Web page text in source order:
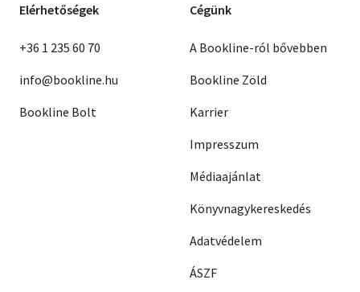
Elérhetőségek
+36 1 235 60 70
info@bookline.hu
Bookline Bolt
Cégünk
A Bookline-ról bővebben
Bookline Zöld
Karrier
Impresszum
Médiaajánlat
Könyvnagykereskedés
Adatvédelem
ÁSZF